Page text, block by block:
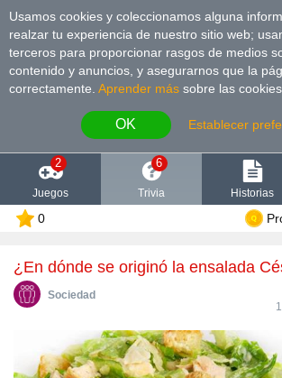
Usamos cookies y coleccionamos alguna
realzar tu experiencia de nuestro sitio web;
terceros para proporcionar rasgos de medios
contenido y anuncios, y asegurarnos que la
correctamente. Aprender más sobre las
OK Establecer
2
Juegos
6
Trivia Historias
0
¿En dónde se originó la ensalada
Sociedad